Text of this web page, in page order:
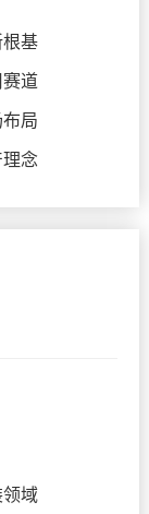
根基
赛道
局
理念
领域